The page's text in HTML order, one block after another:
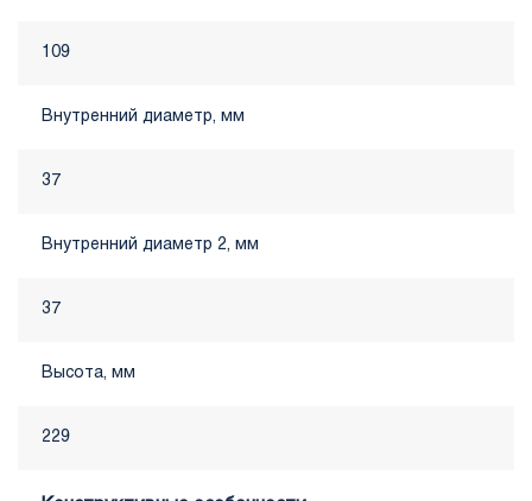
109
Внутренний диаметр, мм
37
Внутренний диаметр 2, мм
37
Высота, мм
229